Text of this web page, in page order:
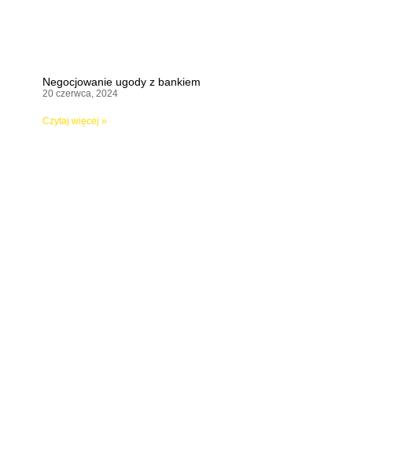
Negocjowanie ugody z bankiem
20 czerwca, 2024
Czytaj więcej »